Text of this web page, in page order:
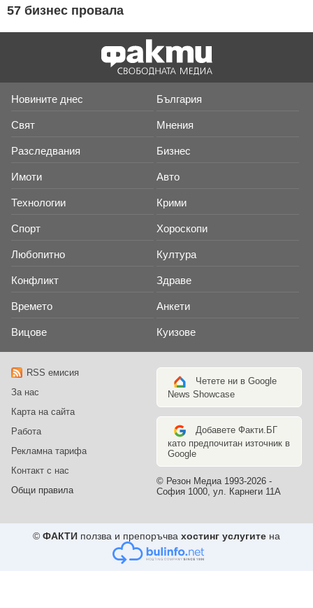
57 бизнес провала
Новините днес България
Свят Мнения
Разследвания Бизнес
Имоти Авто
Технологии Крими
Спорт Хороскопи
Любопитно Култура
Конфликт Здраве
Времето Анкети
Вицове Куизове
RSS емисия
За нас
Карта на сайта
Работа
Рекламна тарифа
Контакт с нас
Общи правила
Четете ни в Google
News Showcase
Добавете Факти.БГ
като предпочитан източник в
Google
© Резон Медиа 1993-2026 -
София 1000, ул. Карнеги 11А
© ФАКТИ ползва и препоръчва хостинг услугите на